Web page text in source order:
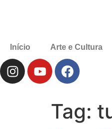
Início Arte e Cultura
Tag: